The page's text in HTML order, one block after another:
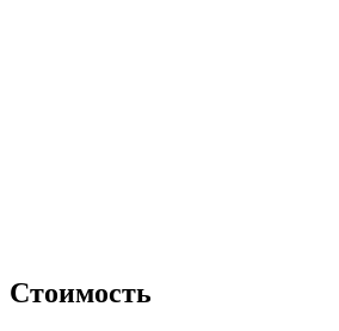
Стоимость